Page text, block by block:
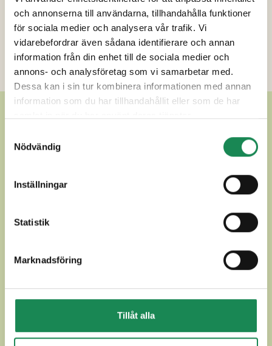
och annonserna till användarna, tillhandahålla funktioner
för sociala medier och analysera vår trafik. Vi
vidarebefordrar även sådana identifierare och annan
information från din enhet till de sociala medier och
annons- och analysföretag som vi samarbetar med.
Dessa kan i sin tur kombinera informationen med annan
information som du har tillhandahållit eller som de har
Nödvändig
Inställningar
Statistik
Marknadsföring
Tillåt alla
Specialdieter
Näringsinnehåll
Ytterligare uppgifter
ANDRA LÄCKRA ANDRA
ALPZIRLER APPENZELLER